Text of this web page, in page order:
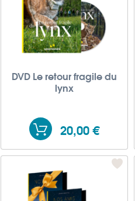
DVD Le retour fragile du
lynx
20,00 €